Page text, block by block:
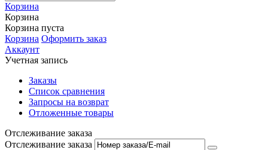
Корзина
Корзина
Корзина пуста
Корзина Оформить заказ
Аккаунт
Учетная запись
Заказы
Список сравнения
Запросы на возврат
Отложенные товары
Отслеживание заказа
Отслеживание заказа